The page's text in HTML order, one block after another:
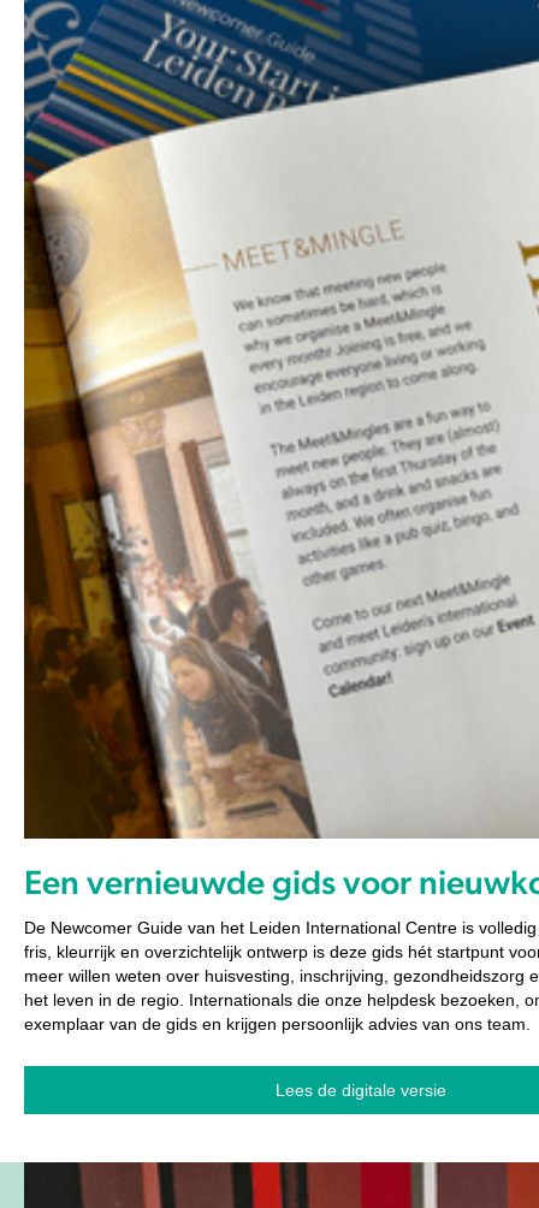
Een vernieuwde gids voor
De Newcomer Guide van het Leiden International Centre is
fris, kleurrijk en overzichtelijk ontwerp is deze gids hét startpunt
meer willen weten over huisvesting, inschrijving, gezondheidszorg
het leven in de regio. Internationals die onze helpdesk bezoeken,
exemplaar van de gids en krijgen persoonlijk advies van ons team.
Lees de digitale versie